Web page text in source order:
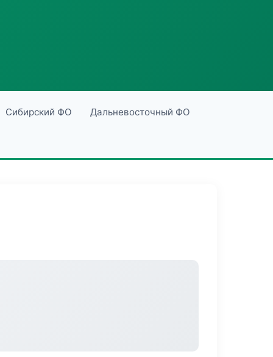
Сибирский ФО Дальневосточный ФО